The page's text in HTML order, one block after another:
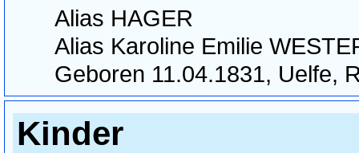
Alias HAGER
Alias Karoline Emilie
Geboren 11.04.1831, Uelfe,
Kinder